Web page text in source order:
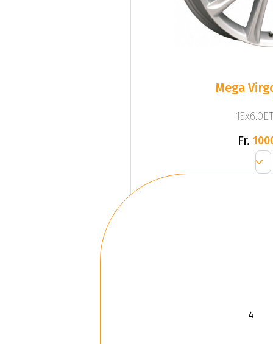
Mega
Fr.